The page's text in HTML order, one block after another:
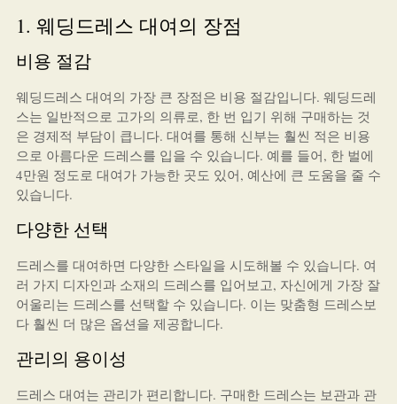
1. 웨딩드레스 대여의 장점
비용 절감
웨딩드레스 대여의 가장 큰 장점은 비용 절감입니다. 웨딩드레
스는 일반적으로 고가의 의류로, 한 번 입기 위해 구매하는 것
은 경제적 부담이 큽니다. 대여를 통해 신부는 훨씬 적은 비용
으로 아름다운 드레스를 입을 수 있습니다. 예를 들어, 한 벌에
4만원 정도로 대여가 가능한 곳도 있어, 예산에 큰 도움을 줄 수
있습니다.
다양한 선택
드레스를 대여하면 다양한 스타일을 시도해볼 수 있습니다. 여
러 가지 디자인과 소재의 드레스를 입어보고, 자신에게 가장 잘
어울리는 드레스를 선택할 수 있습니다. 이는 맞춤형 드레스보
다 훨씬 더 많은 옵션을 제공합니다.
관리의 용이성
드레스 대여는 관리가 편리합니다. 구매한 드레스는 보관과 관